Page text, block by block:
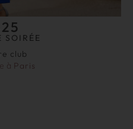
SOIRÉE
club
à Paris